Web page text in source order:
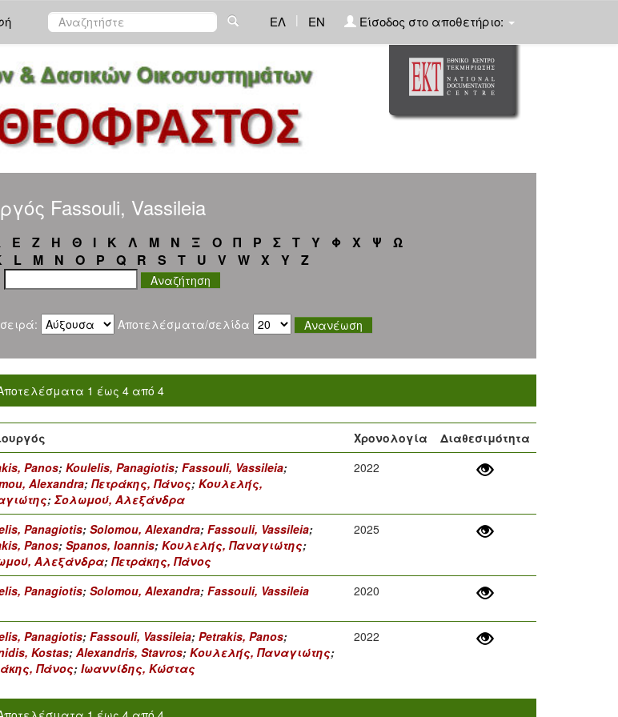
ΕΛ | EN Είσοδος στο αποθετήριο:
Fassouli, Vassileia
Ε Ζ Η Θ Ι Κ Λ Μ Ν Ξ Ο Π Ρ Σ Τ Υ Φ Χ Ψ
Ω
L M N O P Q R S T U V W X Y Z
Αποτελέσματα/σελίδα
1 έως 4 από 4
Χρονολογία
Διαθεσιμότητα
Panos; Koulelis, Panagiotis; Fassouli, Vassileia;
Alexandra; Πετράκης, Πάνος; Κουλελής,
; Σολωμού, Αλεξάνδρα
2022
Panagiotis; Solomou, Alexandra; Fassouli, Vassileia;
Panos; Spanos, Ioannis; Κουλελής, Παναγιώτης;
Αλεξάνδρα; Πετράκης, Πάνος
2025
Panagiotis; Solomou, Alexandra; Fassouli, Vassileia 2020
Panagiotis; Fassouli, Vassileia; Petrakis, Panos;
Kostas; Alexandris, Stavros; Κουλελής, Παναγιώτης;
Πάνος; Ιωαννίδης, Κώστας
2022